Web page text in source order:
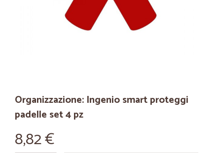
Organizzazione: Ingenio smart proteggi
padelle set 4 pz
8,82 €